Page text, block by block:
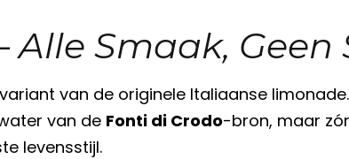
Alle Smaak, Geen
van de originele Italiaanse
van de Fonti di Crodo-bron, maar
levensstijl.